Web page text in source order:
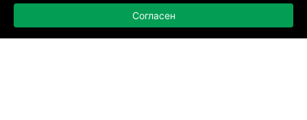
Узнать подробную информациювы сможете по телефону +7
473 300-31-39 или E-mail: sale@thermshop.ru
Согласен